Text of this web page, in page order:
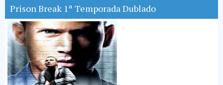
Prison Break 1ª Temporada Dublado